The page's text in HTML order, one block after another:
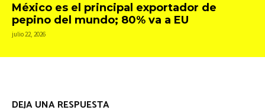
México es el principal exportador de
pepino del mundo; 80% va a EU
julio 22, 2026
DEJA UNA RESPUESTA